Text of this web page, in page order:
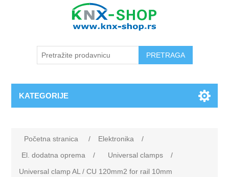
KATEGORIJE
Početna stranica / Elektronika
/
El. dodatna oprema
/ Universal clamps
/
Universal clamp AL / CU 120mm2 for rail 10mm